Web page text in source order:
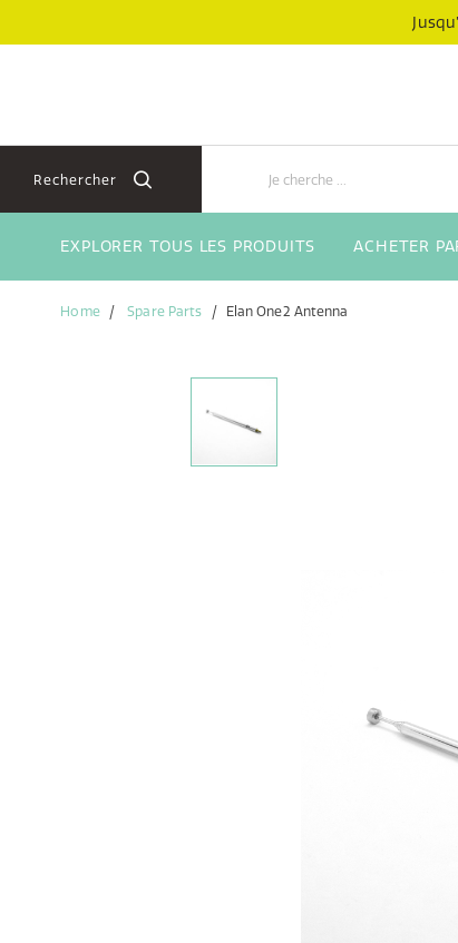
Rechercher
EXPLORER TOUS LES PRODUITS ACHETER
Home Spare Parts Elan One2 Antenna